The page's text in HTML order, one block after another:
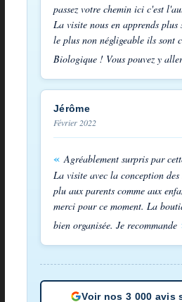
passez votre chemin ici c'est
La visite nous en apprends
le plus non négligeable ils sont
Biologique ! Vous pouvez y
Jérôme
Février 2022
Agréablement surpris par
La visite avec la conception
plu aux parents comme aux
merci pour ce moment. La
bien organisée. Je recommande
Voir nos 3 000 avis